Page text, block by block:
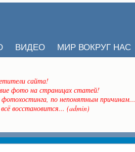
ВИДЕО МИР ВОКРУГ НАС
сайта!
фото на страницах статей!
по непонятным причинам...
восстановится... (admin)